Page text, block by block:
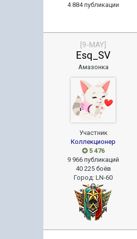
4 884 публикации
[9-MAY]
Esq_SV
Амазонка
Участник
Коллекционер
5 476
9 966 публикаций
40 225 боёв
Город:LN-60